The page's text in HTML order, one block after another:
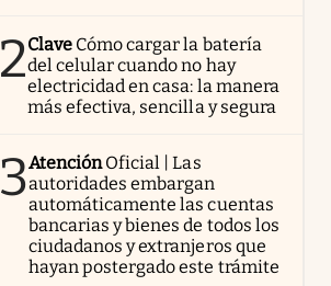
2Clave Cómo cargar la batería
del celular cuando no hay
electricidad en casa: la manera
más efectiva, sencilla y segura
3AtenciónOficial | Las
autoridades embargan
automáticamente las cuentas
bancarias y bienes de todos los
ciudadanos y extranjeros que
hayan postergado este trámite